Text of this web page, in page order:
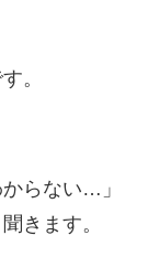
。
らない…」
きます。